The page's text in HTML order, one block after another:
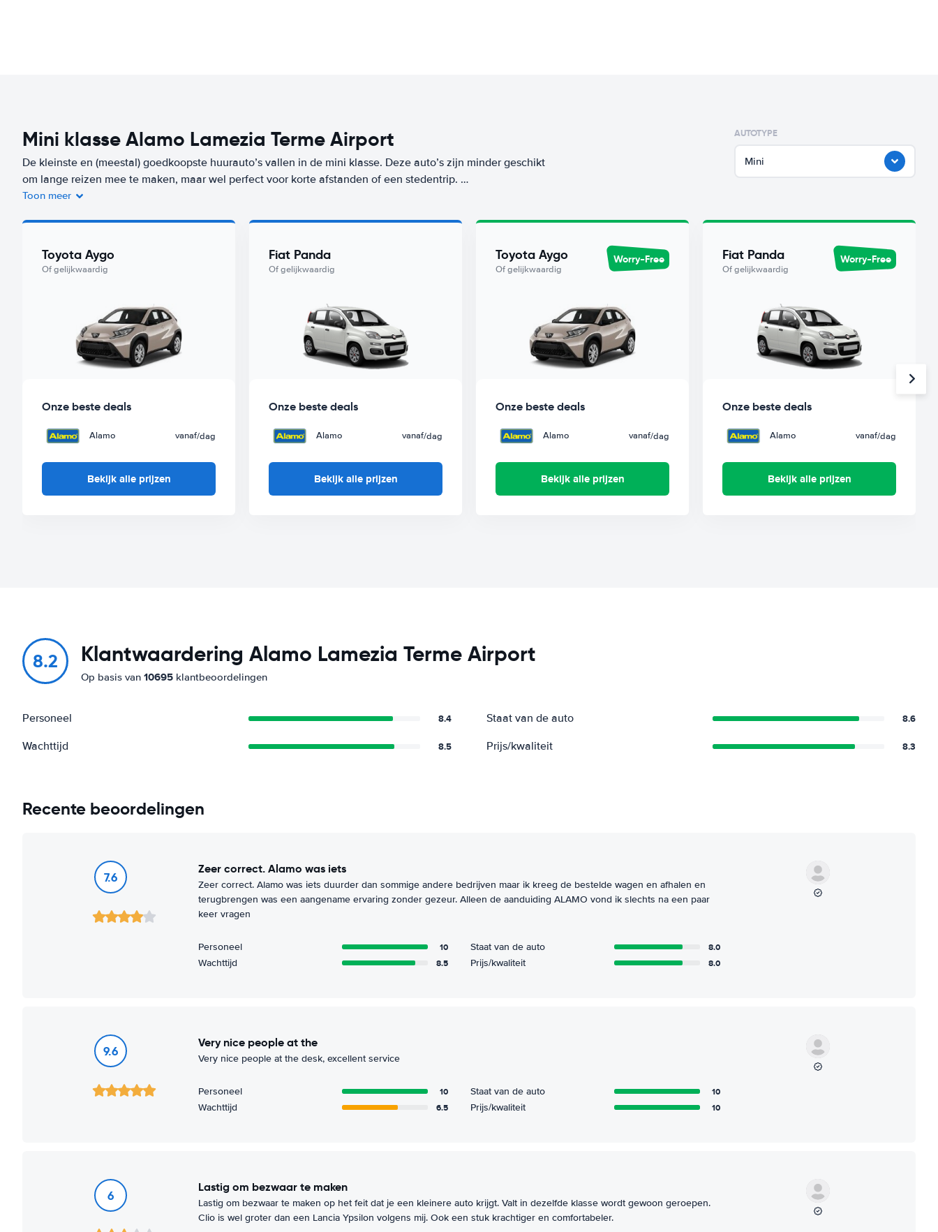
Mini klasse Alamo Lamezia Terme Airport
De kleinste en (meestal) goedkoopste huurauto’s vallen in de mini klasse. Deze auto’s zijn minder geschikt
om lange reizen mee te maken, maar wel perfect voor korte afstanden of een stedentrip.
Terme Airport) vanaf
per dag. Zorgeloos op reis? Kies dan voor ons Worry-Free label. De goedkoopste auto
uit deze klasse met Worry-Free label huur je vanaf/dag bij Alamo.
Toon meer
AUTOTYPE
Mini
Toyota Aygo
Of gelijkwaardig
Onze beste deals
Alamo vanaf/dag
Bekijk alle prijzen
Fiat Panda
Of gelijkwaardig
Onze beste deals
Alamo vanaf/dag
Bekijk alle prijzen
Toyota Aygo
Of gelijkwaardig
Worry-Free
Onze beste deals
Alamo vanaf/dag
Bekijk alle prijzen
Fiat Panda
Of gelijkwaardig
Worry-Free
Onze beste deals
Alamo vanaf/dag
Bekijk alle prijzen
8.2 Klantwaardering Alamo Lamezia Terme Airport
Op basis van 10695 klantbeoordelingen
Personeel 8.4 Staat van de auto 8.6
Wachttijd 8.5 Prijs/kwaliteit 8.3
Recente beoordelingen
7.6
Zeer correct. Alamo was iets
Zeer correct. Alamo was iets duurder dan sommige andere bedrijven maar ik kreeg de bestelde wagen en afhalen en
terugbrengen was een aangename ervaring zonder gezeur. Alleen de aanduiding ALAMO vond ik slechts na een paar
keer vragen
Personeel 10 Staat van de auto 8.0
Wachttijd 8.5 Prijs/kwaliteit 8.0
9.6
Very nice people at the
Very nice people at the desk, excellent service
Personeel 10 Staat van de auto 10
Wachttijd 6.5 Prijs/kwaliteit 10
6
Lastig om bezwaar te maken
Lastig om bezwaar te maken op het feit dat je een kleinere auto krijgt. Valt in dezelfde klasse wordt gewoon geroepen.
Clio is wel groter dan een Lancia Ypsilon volgens mij. Ook een stuk krachtiger en comfortabeler.